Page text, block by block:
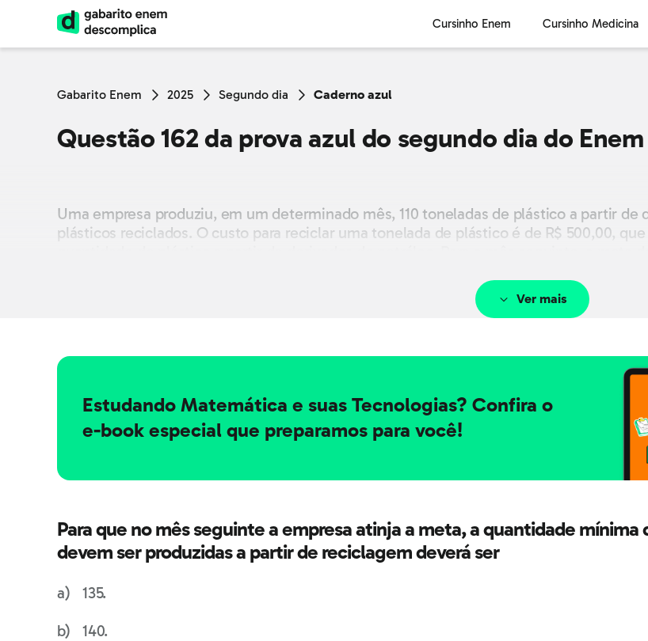
Cursinho Enem Cursinho Medicina
Gabarito Enem 2025 Segundo dia Caderno azul
Questão 162 da prova azul do segundo dia do
Uma empresa produziu, em um determinado mês, 110 toneladas de plástico a partir
plásticos reciclados. O custo para reciclar uma tonelada de plástico é de R$ 500,00,
Ver mais
Estudando Matemática e suas Tecnologias? Confira o
e-book especial que preparamos para você!
Para que no mês seguinte a empresa atinja a meta, a quantidade
devem ser produzidas a partir de reciclagem deverá ser
135.
140.